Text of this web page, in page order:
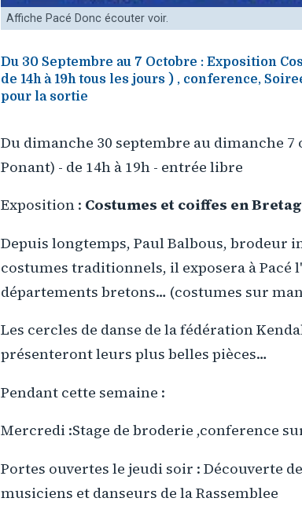
Affiche Pacé Donc écouter voir.
Du 30 Septembre au 7 Octobre : Exposition
de 14h à 19h tous les jours ) , conference,
pour la sortie
Du dimanche 30 septembre au dimanche 7
Ponant) - de 14h à 19h - entrée libre
Exposition : Costumes et coiffes en
Depuis longtemps, Paul Balbous, brodeur
costumes traditionnels, il exposera à Pacé
départements bretons… (costumes sur
Les cercles de danse de la fédération
présenteront leurs plus belles pièces…
Pendant cette semaine :
Mercredi :Stage de broderie ,conference
Portes ouvertes le jeudi soir : Découverte
musiciens et danseurs de la Rassemblee